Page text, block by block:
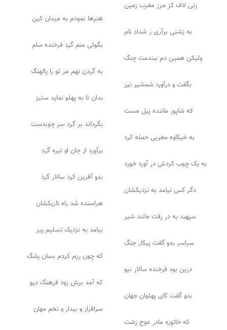
زنی لاف کز مرز مغرب زمین
هنرها نمودم به میدان کین
به زشتی برآری ز شداد نام
بگوئی منم گرد فرخنده سام
ولیکن همین دم ببندمت چنگ
به گردن نهم مر تو را پالهنگ
بگفت و درآورد شمشیر تیز
بدان تا به پهلو نماید ستیز
که شاپور ماننده پیل مست
بگرداند بر گرد سر چوبدست
به خیکاوه مغربی حمله کرد
برآورد از جان او تیره گرد
به یک چوب کردش در آورد خورد
بدو آفرین کرد سالار گرد
دگر کس نیامد به نزدیکشان
هراسنده شد راه تاریکشان
سپهبد به در رفت مانند شیر
بیامد به نزدیک تسلیم پیر
سراسر بدو گفت پیکار جنگ
که چون رزم کردم بسان پلنگ
درین بود فرخنده سالار نیو
که آمد برش زود فرهنگ دیو
بدو گفت کای پهلوان جهان
سرافراز و بیدار و تخم مهان
که خاتوره مادر عوج زشت